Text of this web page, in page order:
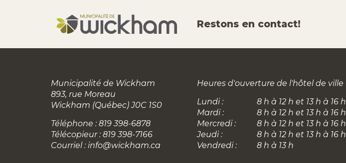
Restons en contact!
Municipalité de Wickham
893, rue Moreau
Wickham (Québec) J0C 1S0
Téléphone : 819 398-6878
Télécopieur : 819 398-7166
Courriel : info@wickham.ca
Heures d'ouverture de l'hôtel de ville
Lundi :
8 h à 12 h et 13 h à 16 h
Mardi :
8 h à 12 h et 13 h à 16 h
Mercredi :
8 h à 12 h et 13 h à 16 h
Jeudi :
8 h à 12 h et 13 h à 16 h
Vendredi :
8 h à 13 h